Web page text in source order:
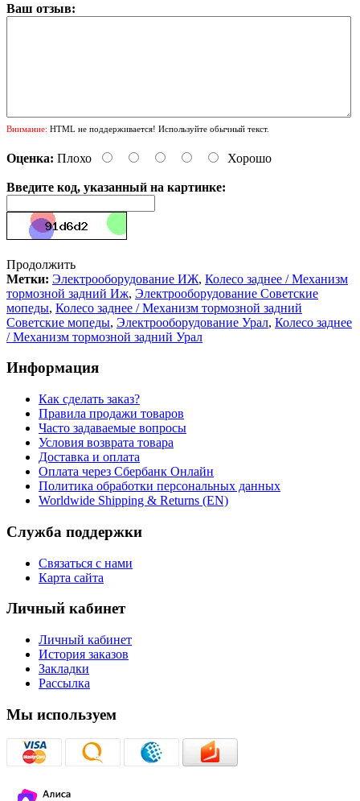
Ваш отзыв:
Внимание: HTML не поддерживается! Используйте обычный текст.
Оценка: Плохо Хорошо
Введите код, указанный на картинке:
Продолжить
Метки: Электрооборудование ИЖ, Колесо заднее / Механизм
тормозной задний Иж, Электрооборудование Советские
мопеды, Колесо заднее / Механизм тормозной задний
Советские мопеды, Электрооборудование Урал, Колесо заднее
/ Механизм тормозной задний Урал
Информация
Как сделать заказ?
Правила продажи товаров
Часто задаваемые вопросы
Условия возврата товара
Доставка и оплата
Оплата через Сбербанк Онлайн
Политика обработки персональных данных
Worldwide Shipping & Returns (EN)
Служба поддержки
Связаться с нами
Карта сайта
Личный кабинет
Личный кабинет
История заказов
Закладки
Рассылка
Мы используем